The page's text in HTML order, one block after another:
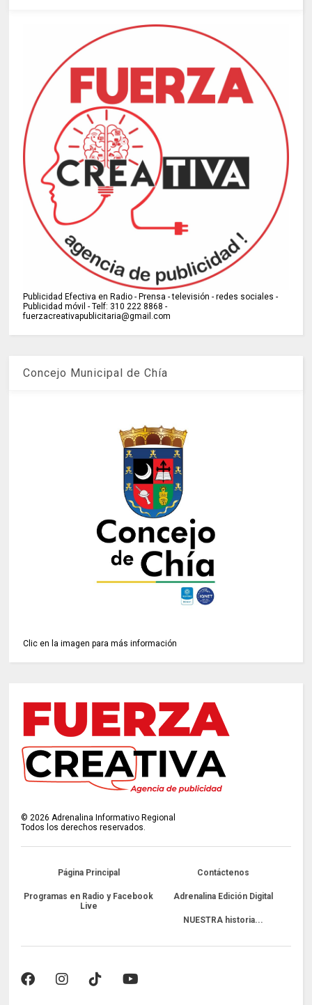
Publicidad Efectiva en Radio - Prensa - televisión - redes sociales -
Publicidad móvil - Telf: 310 222 8868 -
fuerzacreativapublicitaria@gmail.com
Concejo Municipal de Chía
Clic en la imagen para más información
©2026 Adrenalina Informativo Regional
Todos los derechos reservados.
Página Principal Contáctenos
Programas en Radio y Facebook
Live
Adrenalina Edición Digital
NUESTRA historia...